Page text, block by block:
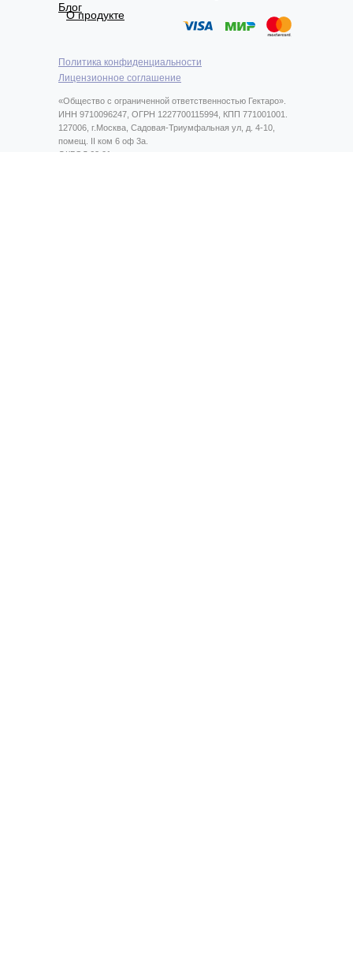
Политика конфиденциальности
Лицензионное соглашение
«Общество с ограниченной ответственностью Гектаро».
ИНН 9710096247, ОГРН 1227700115994, КПП 771001001.
127006, г.Москва, Садовая-Триумфальная ул, д. 4-10,
помещ. II ком 6 оф 3а.
ОКВЭД 62.01
Блог
О продукте